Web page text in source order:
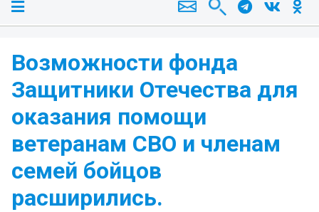
Возможности фонда
Защитники Отечества для
оказания помощи
ветеранам СВО и членам
семей бойцов
расширились.